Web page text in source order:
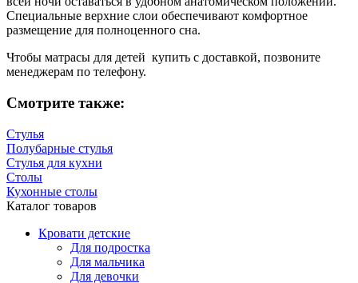
Специальные верхние слои обеспечивают комфортное
размещение для полноценного сна.
Чтобы матрасы для детей купить с доставкой, позвоните
менеджерам по телефону.
Смотрите также:
Стулья
Полубарные стулья
Стулья для кухни
Столы
Кухонные столы
Каталог товаров
Кровати детские
Для подростка
Для мальчика
Для девочки